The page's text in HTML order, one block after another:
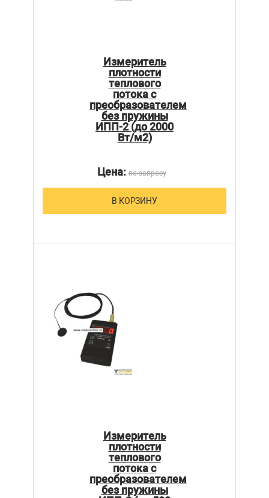
Измеритель
плотности
теплового
потока с
преобразователем
без пружины
ИПП-2 (до 2000
Вт/м2)
Цена:по запросу
В КОРЗИНУ
Измеритель
плотности
теплового
потока с
преобразователем
без пружины